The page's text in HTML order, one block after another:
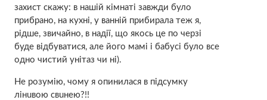
захист скажу: в нашій кімнаті завжди було
прибрано, на кухні, у ванній прибирала теж я,
рідше, звичайно, в надії, що якось це по черзі
буде відбуватися, але його мамі і бабусі було все
одно чистий унітаз чи ні).
Не розумію, чому я опинилася в підсумку
лінuвою свuнею?!!